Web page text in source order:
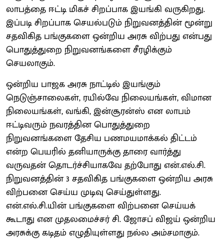
லாபத்தை ஈட்டி மிகச் சிறப்பாக இயங்கி வருகிறது.
இப்படி சிறப்பாக செயல்படும் நிறுவனத்தின் மூன்று
சதவிகித பங்குகளை ஒன்றிய அரசு விற்பது என்பது
பொதுத்துறை நிறுவனங்களை சீரழிக்கும்
செயலாகும்.
ஒன்றிய பாஜக அரசு நாட்டில் இயங்கும்
நெடுஞ்சாலைகள், ரயில்வே நிலையங்கள், விமான
நிலையங்கள், வங்கி, இன்சூரன்ஸ் என லாபம்
ஈட்டிவரும் நவரத்தின பொதுத்துறை
நிறுவனங்களை தேசிய பணமயமாக்கல் திட்டம்
என்ற பெயரில் தனியாருக்கு தாரை வார்த்து
வருவதன் தொடர்ச்சியாகவே தற்போது என்.எல்.சி.
நிறுவனத்தின் 3 சதவிகித பங்குகளை ஒன்றிய அரசு
விற்பனை செய்ய முடிவு செய்துள்ளது.
என்.எல்.சி.யின் பங்குகளை விற்பனை செய்யக்
கூடாது என முதலமைச்சர் சி. ஜோசப் விஜய் ஒன்றிய
அரசுக்கு கடிதம் எழுதியுள்ளது நல்ல அம்சமாகும்.